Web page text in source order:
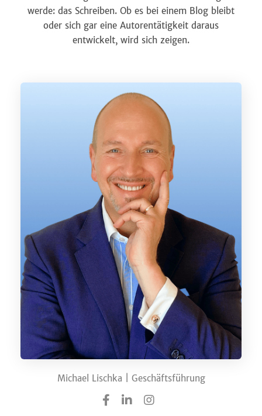
werde: das Schreiben. Ob es bei einem Blog bleibt
oder sich gar eine Autorentätigkeit daraus
entwickelt, wird sich zeigen.
Michael Lischka | Geschäftsführung